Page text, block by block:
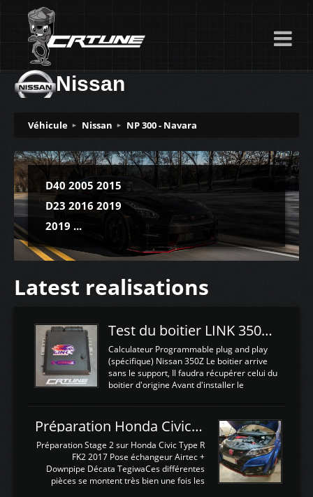
Nissan
Véhicule Nissan NP 300 - Navara
D40 2005 2015
D23 2016 2019
2019 ...
Latest realisations
Test du boitier LINK 350Z Plugin ECU
Calculateur Programmable plug and play
(spécifique) Nissan 350Z Le boitier arrive
sans le support, Il faudra récupérer celui du
boitier d'origine Avant d'installer le
d'envoyer l'information de la large bande
dans le boitier. sydney sweeney deepfake
La sortie 0-5V de l'afr sera connectée sur
l'entrée AN Volt 8 et GndAN pour
Analogique, et Volt car l'information est une
tension (Pas une résistance variable d'un
Préparation Honda Civic Type R FK2
Préparation Stage 2 sur Honda Civic Type R
FK2 2017 Pose échangeur Airtec +
Downpipe Décata TegiwaCes différentes
pièces se montent très bien une fois les